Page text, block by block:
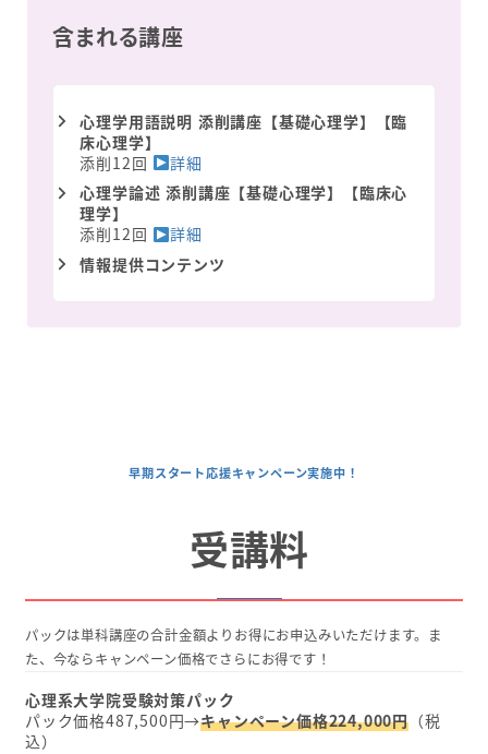
含まれる講座
心理学用語説明 添削講座【基礎心理学】【臨
床心理学】
添削12回
詳細
心理学論述 添削講座【基礎心理学】【臨床心
理学】
添削12回
詳細
情報提供コンテンツ
早期スタート応援キャンペーン実施中！
受講料
パックは単科講座の合計金額よりお得にお申込みいただけます。ま
た、今ならキャンペーン価格でさらにお得です！
心理系大学院受験対策パック
パック価格487,500円→キャンペーン価格224,000円 （税
込）